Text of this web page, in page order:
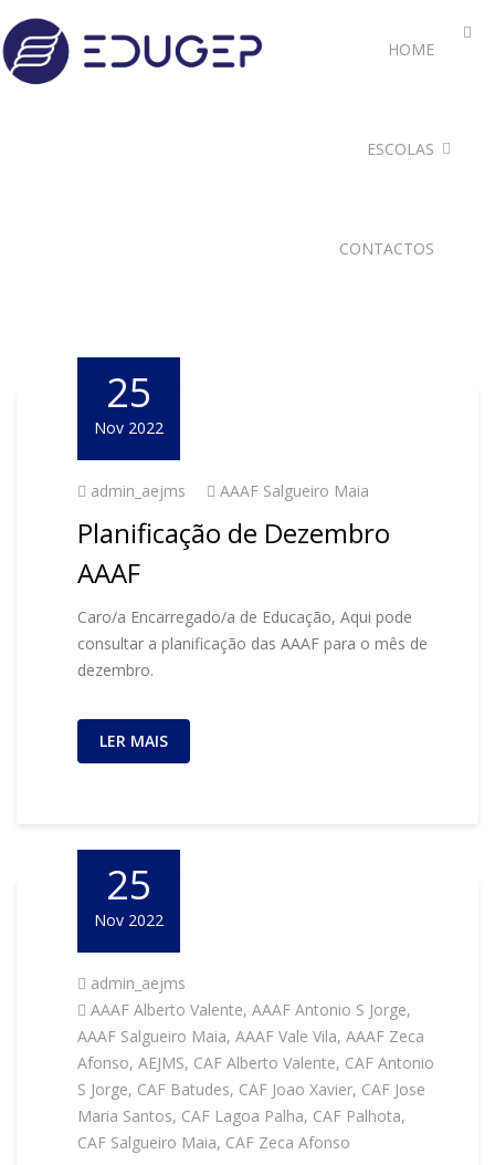
HOME
ESCOLAS
CONTACTOS
25
Nov 2022
admin_aejms AAAF Salgueiro Maia
Planificação de Dezembro
AAAF
Caro/a Encarregado/a de Educação, Aqui pode
consultar a planificação das AAAF para o mês de
dezembro.
LER MAIS
25
Nov 2022
admin_aejms
AAAF Alberto Valente, AAAF Antonio S Jorge,
AAAF Salgueiro Maia, AAAF Vale Vila, AAAF Zeca
Afonso, AEJMS, CAF Alberto Valente, CAF Antonio
S Jorge, CAF Batudes, CAF Joao Xavier, CAF Jose
Maria Santos, CAF Lagoa Palha, CAF Palhota,
CAF Salgueiro Maia, CAF Zeca Afonso